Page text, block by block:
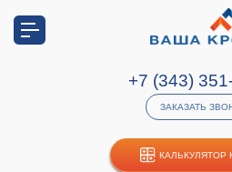
КАЛЬКУЛЯТОР
+7 (343)
ЗАКАЗАТЬ